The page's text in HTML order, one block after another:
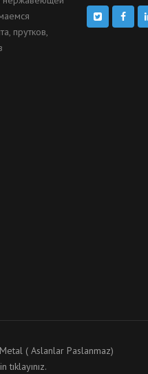
прутков,
( Aslanlar Paslanmaz)
tıklayınız.